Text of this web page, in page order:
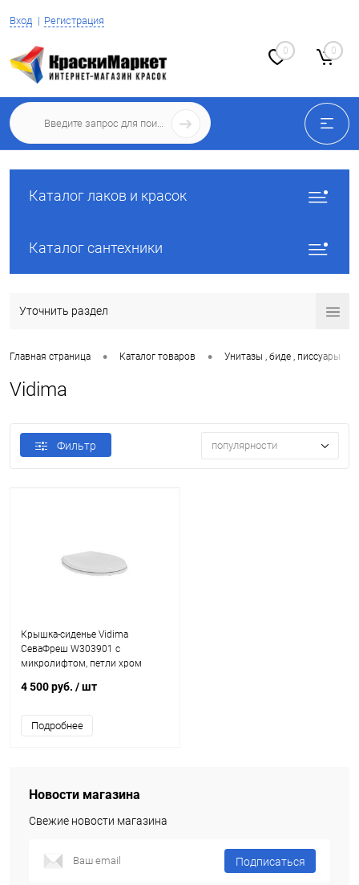
Вход Регистрация
0 0
Каталог лаков и красок
Каталог сантехники
Уточнить раздел
Главная страница • Каталог товаров • Унитазы , биде , писсуары
Vidima
Фильтр популярности
Крышка-сиденье Vidima
СеваФреш W303901 с
микролифтом, петли хром
4 500 руб. / шт
Подробнее
Новости магазина
Свежие новости магазина
Подписаться